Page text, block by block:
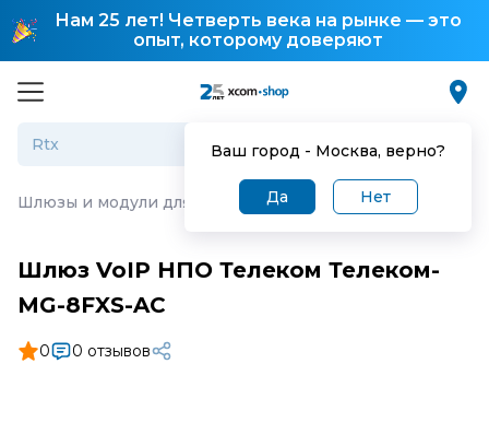
Нам 25 лет! Четверть века на рынке — это
опыт, которому доверяют
Ваш город - Москва, верно?
Да Нет
Шлюзы и модули для IP-телефонии Шлюз VoIP НПО
Шлюз VoIP НПО Телеком Телеком-
MG-8FXS-AC
0 0 отзывов